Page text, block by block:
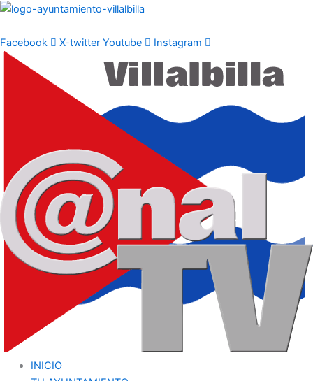
Ir
contenido
Facebook X-twitter Youtube Instagram
INICIO